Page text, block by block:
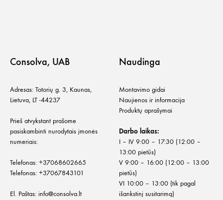
Consolva, UAB
Adresas: Totorių g. 3, Kaunas,
Lietuva, LT -44237
Prieš atvykstant prašome
pasiskambinti nurodytais įmonės
numeriais:
Telefonas: +37068602665
Telefonas: +37067843101
El. Paštas: info@consolva.lt
Naudinga
Montavimo gidai
Naujienos ir informacija
Produktų aprašymai
Darbo laikas:
I – IV 9:00 – 17:30 (12:00 –
13:00 pietūs)
V 9:00 – 16:00 (12:00 – 13:00
pietūs)
VI 10:00 – 13:00 (tik pagal
išankstinį susitarimą)